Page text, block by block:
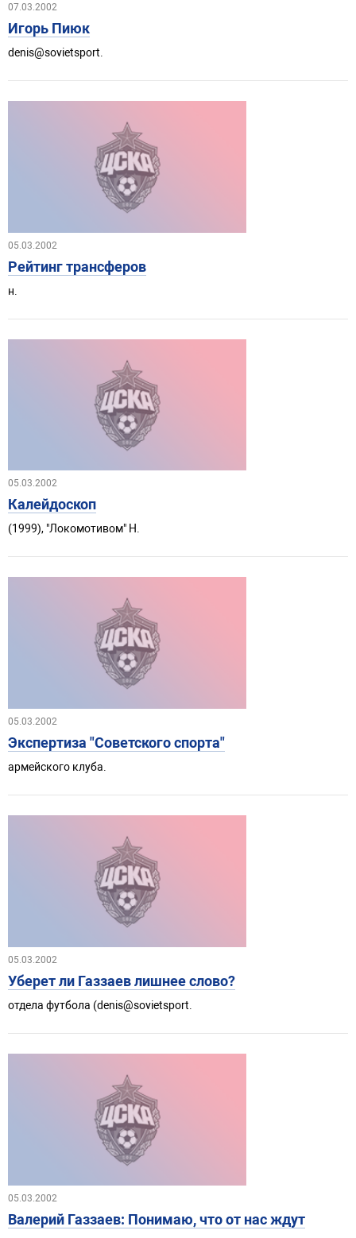
07.03.2002
Игорь Пиюк
denis@sovietsport.
05.03.2002
Рейтинг трансферов
н.
05.03.2002
Калейдоскоп
(1999), "Локомотивом" Н.
05.03.2002
Экспертиза "Советского спорта"
армейского клуба.
05.03.2002
Уберет ли Газзаев лишнее слово?
отдела футбола (denis@sovietsport.
05.03.2002
Валерий Газзаев: Понимаю, что от нас ждут